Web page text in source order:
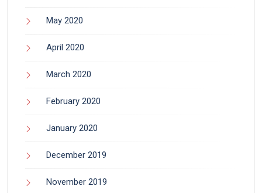
May 2020
April 2020
March 2020
February 2020
January 2020
December 2019
November 2019